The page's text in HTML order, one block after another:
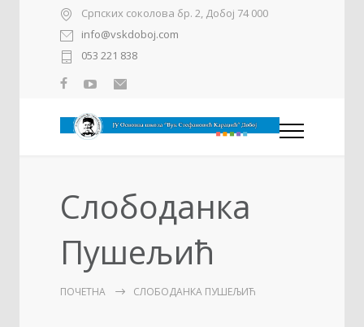
Српских соколова бр. 2, Добој 74 000
info@vskdoboj.com
053 221 838
Слободанка
Пушељић
ПОЧЕТНА СЛОБОДАНКА ПУШЕЉИЋ